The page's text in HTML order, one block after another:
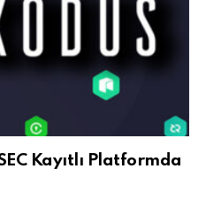
Kayıtlı Platformda